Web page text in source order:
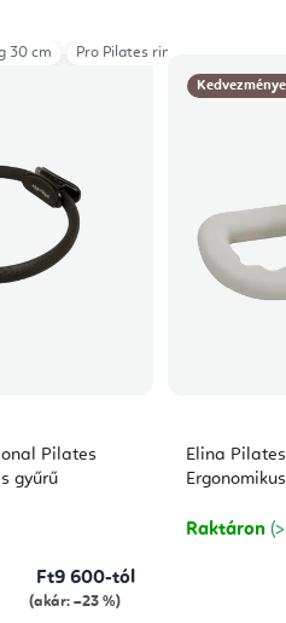
Pilates
gyűrű
Ft9 600-tól
(akár: –23 %)
30 cm Pro Pilates ring 36 cm
Elina
Raktáron